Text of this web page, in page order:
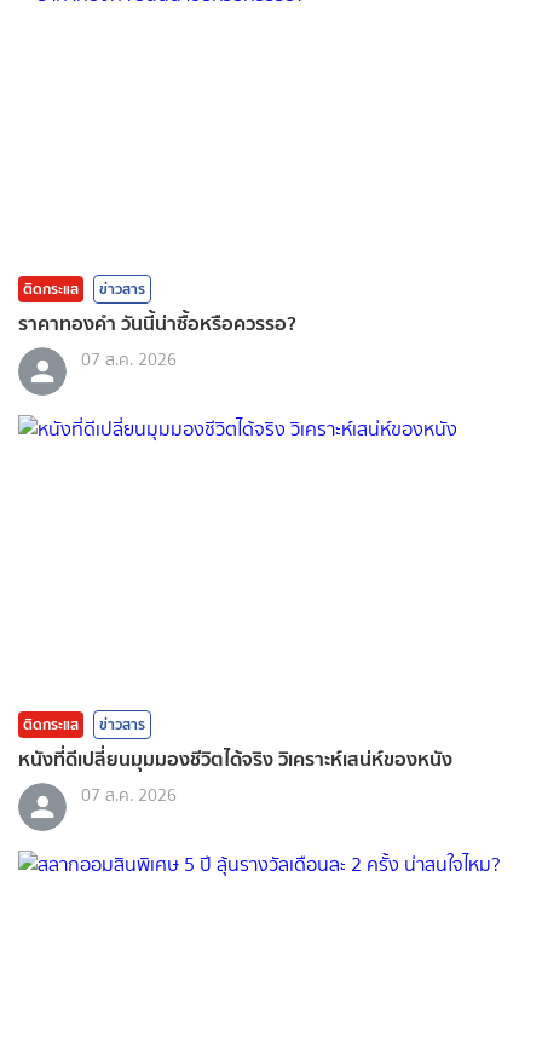
ติดกระแส ข่าวสาร
ราคาทองคํา วันนี้น่าซื้อหรือควรรอ?
07 ส.ค. 2026
ติดกระแส ข่าวสาร
หนังที่ดีเปลี่ยนมุมมองชีวิตได้จริง วิเคราะห์เสน่ห์ของหนัง
07 ส.ค. 2026